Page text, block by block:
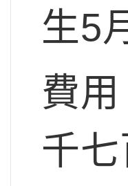
生5
費
千